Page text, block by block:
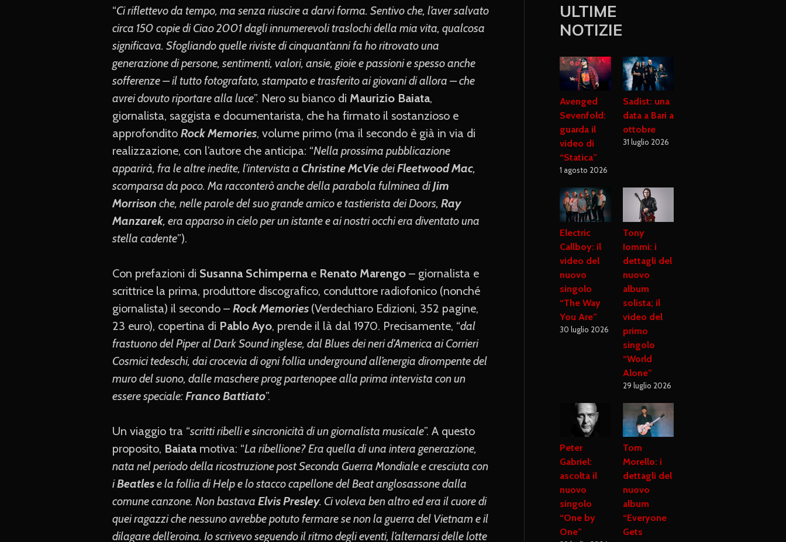
“Ci riflettevo da tempo, ma senza riuscire a darvi forma. Sentivo che, l’aver salvato
circa 150 copie di Ciao 2001dagli innumerevoli traslochi della mia vita, qualcosa
significava. Sfogliando quelle riviste di cinquant’anni fa ho ritrovato una
generazione di persone, sentimenti, valori, ansie, gioie e passioni e spesso anche
sofferenze – il tutto fotografato, stampato e trasferito ai giovani di allora – che
avrei dovuto riportare alla luce”. Nero su bianco di Maurizio Baiata,
giornalista, saggista e documentarista, che ha firmato il sostanzioso e
approfondito Rock Memories, volume primo (ma il secondo è già in via di
realizzazione, con l’autore che anticipa: “Nella prossima pubblicazione
apparirà, fra le altre inedite, l’intervista a Christine McViedeiFleetwood Mac,
scomparsa da poco. Ma racconterò anche della parabola fulminea diJim
Morrison che, nelle parole del suo grande amico e tastierista dei Doors, Ray
Manzarek, era apparso in cielo per un istante e ai nostri occhi era diventato una
stella cadente”).
Con prefazioni di Susanna Schimperna e Renato Marengo – giornalista e
scrittrice la prima, produttore discografico, conduttore radiofonico (nonché
giornalista) il secondo – Rock Memories (Verdechiaro Edizioni, 352 pagine,
23 euro), copertina di Pablo Ayo, prende il là dal 1970. Precisamente, “dal
frastuono del Piper al Dark Sound inglese, dal Blues dei neri d’America ai Corrieri
Cosmici tedeschi, dai crocevia di ogni follia underground all’energia dirompente del
muro del suono, dalle maschere prog partenopee alla prima intervista con un
essere speciale:Franco Battiato”.
Un viaggio tra “scritti ribelli e sincronicità di un giornalista musicale”. A questo
proposito, Baiata motiva: “La ribellione? Era quella di una intera generazione,
nata nel periodo della ricostruzione post Seconda Guerra Mondiale e cresciuta con
iBeatlese la follia di Help e lo stacco capellone del Beat anglosassone dalla
comune canzone. Non bastava Elvis Presley. Ci voleva ben altro ed era il cuore di
quei ragazzi che nessuno avrebbe potuto fermare se non la guerra del Vietnam e il
dilagare dell’eroina. Io scrivevo seguendo il ritmo degli eventi, l’alternarsi delle lotte
ULTIME
NOTIZIE
Avenged
Sevenfold:
guarda il
video di
“Statica”
1 agosto 2026
Sadist: una
data a Bari a
ottobre
31 luglio 2026
Electric
Callboy: il
video del
nuovo
singolo
“The Way
You Are”
30 luglio 2026
Tony
Iommi: i
dettagli del
nuovo
album
solista; il
video del
primo
singolo
“World
Alone”
29 luglio 2026
Peter
Gabriel:
ascolta il
nuovo
singolo
“One by
One”
Tom
Morello: i
dettagli del
nuovo
album
“Everyone
Gets